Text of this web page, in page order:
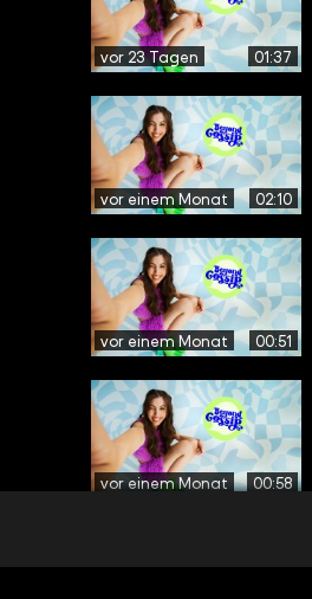
vor 23 Tagen 01:37
vor einem Monat 02:10
vor einem Monat 00:51
vor einem Monat 00:58